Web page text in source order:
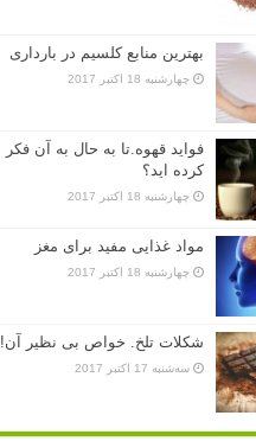
بهترین منابع کلسیم در بارداری
چهارشنبه 18 اکتبر 2017
فواید قهوه.تا به حال به آن فکر
کرده اید؟
چهارشنبه 18 اکتبر 2017
مواد غذایی مفید برای مغز
چهارشنبه 18 اکتبر 2017
شکلات تلخ. خواص بی نظیر آن!
سه‌شنبه 17 اکتبر 2017